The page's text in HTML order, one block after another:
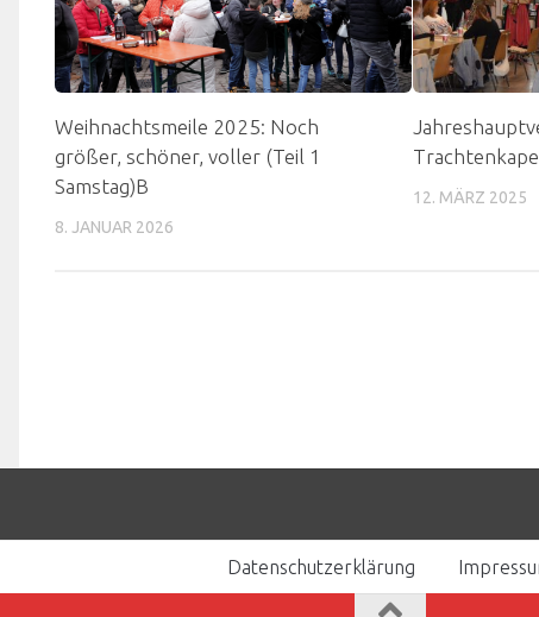
Weihnachtsmeile 2025: Noch
größer, schöner, voller (Teil 1
Samstag)B
8. JANUAR 2026
12. MÄRZ 2025
Datenschutzerklärung